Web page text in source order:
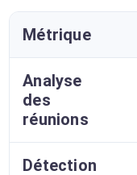
Métrique
Analyse
des
réunions
Détection